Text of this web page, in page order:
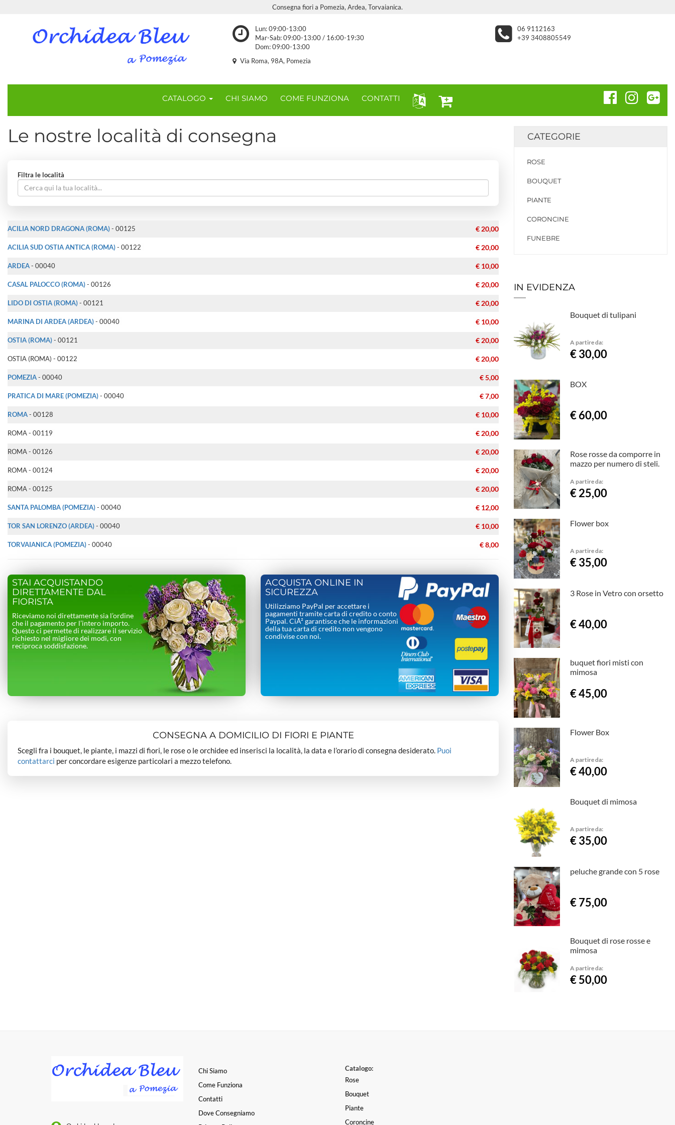
Consegna fiori a Pomezia, Ardea, Torvaianica.
Lun: 09:00-13:00
Mar-Sab: 09:00-13:00 / 16:00-19:30
Dom: 09:00-13:00
06 9112163
+39 3408805549
Via Roma, 98A, Pomezia
CATALOGO CHI SIAMO COME FUNZIONA CONTATTI
Le nostre località di consegna
Filtra le località
ACILIA NORD DRAGONA (ROMA)- 00125 € 20,00
ACILIA SUD OSTIA ANTICA (ROMA)- 00122 € 20,00
ARDEA- 00040 € 10,00
CASAL PALOCCO (ROMA)- 00126 € 20,00
LIDO DI OSTIA (ROMA)- 00121 € 20,00
MARINA DI ARDEA (ARDEA)- 00040 € 10,00
OSTIA (ROMA)- 00121 € 20,00
OSTIA (ROMA) - 00122 € 20,00
POMEZIA- 00040 € 5,00
PRATICA DI MARE (POMEZIA)- 00040 € 7,00
ROMA- 00128 € 10,00
ROMA - 00119 € 20,00
ROMA - 00126 € 20,00
ROMA - 00124 € 20,00
ROMA - 00125 € 20,00
SANTA PALOMBA (POMEZIA)- 00040 € 12,00
TOR SAN LORENZO (ARDEA)- 00040 € 10,00
TORVAIANICA (POMEZIA)- 00040 € 8,00
STAI ACQUISTANDO
DIRETTAMENTE DAL
FIORISTA
Riceviamo noi direttamente sia l’ordine
che il pagamento per l’intero importo.
Questo ci permette di realizzare il servizio
richiesto nel migliore dei modi, con
reciproca soddisfazione.
ACQUISTA ONLINE IN
SICUREZZA
Utilizziamo PayPal per accettare i
pagamenti tramite carta di credito o conto
Paypal. CiÃ² garantisce che le informazioni
della tua carta di credito non vengono
condivise con noi.
CONSEGNA A DOMICILIO DI FIORI E PIANTE
Scegli fra i bouquet, le piante, i mazzi di fiori, le rose o le orchidee ed inserisci la località, la data e l’orario di consegna desiderato. Puoi
contattarci per concordare esigenze particolari a mezzo telefono.
CATEGORIE
ROSE
BOUQUET
PIANTE
CORONCINE
FUNEBRE
IN EVIDENZA
Bouquet di tulipani
A partire da:
€ 30,00
BOX
€ 60,00
Rose rosse da comporre in
mazzo per numero di steli.
A partire da:
€ 25,00
Flower box
A partire da:
€ 35,00
3 Rose in Vetro con orsetto
€ 40,00
buquet fiori misti con
mimosa
€ 45,00
Flower Box
A partire da:
€ 40,00
Bouquet di mimosa
A partire da:
€ 35,00
peluche grande con 5 rose
€ 75,00
Bouquet di rose rosse e
mimosa
A partire da:
€ 50,00
Chi Siamo
Come Funziona
Contatti
Dove Consegniamo
Catalogo:
Rose
Bouquet
Piante
Coroncine